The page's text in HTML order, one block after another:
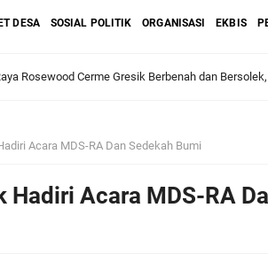
DESA SOSIAL POLITIK ORGANISASI EKBIS
Rosewood Cerme Gresik Berbenah dan
Strategi Semester II 2026, Fokus pada
Acara MDS-RA Dan Sedekah Bumi
Hadiri Acara MDS-RA